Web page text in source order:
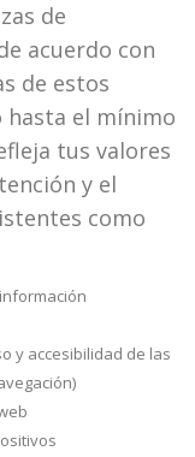
de
acuerdo con
de estos
hasta el mínimo
tus valores
y el
como
y accesibilidad de las